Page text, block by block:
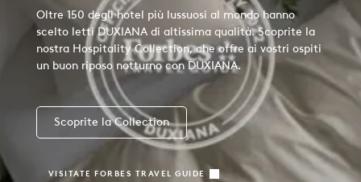
Oltre 150 degli hotel più lussuosi al mondo hanno
scelto letti DUXIANA di altissima qualità. Scoprite la
nostra Hospitality Collection, che offre ai vostri ospiti
un buon riposo notturno con DUXIANA.
Scoprite la Collection
VISITATE FORBES TRAVEL GUIDE